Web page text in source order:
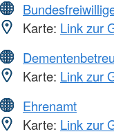
Karte: Link zur
Karte: Link zur
Ehrenamt
Karte: Link zur